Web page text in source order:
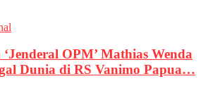
OPM’ Mathias Wenda
Dunia di RS Vanimo Papua…